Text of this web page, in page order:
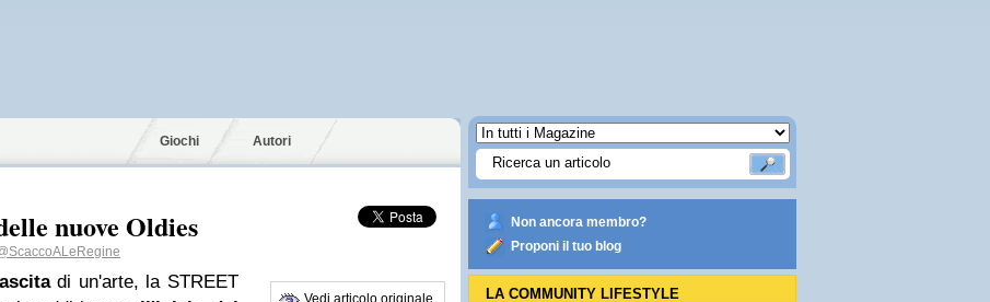
Giochi Autori
nuove Oldies
di un'arte, la STREET
Vedi articolo originale
Non ancora membro?
Proponi il tuo blog
LA COMMUNITY LIFESTYLE